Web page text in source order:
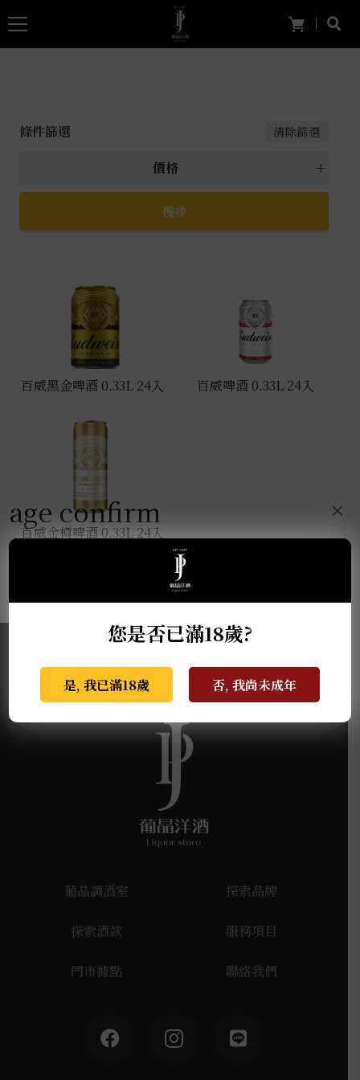
條件篩選 清除篩選
價格
所有 價格 萬元以上
5000元以上
3000元~3999元
百威黑金啤酒 0.33L 24入 百威啤酒 0.33L 24入
百威金樽啤酒 0.33L 24入
葡晶調酒室 探索品牌
探索酒款 服務項目
門市據點 聯絡我們
age confirm
您是否已滿18歲?
是, 我已滿18歲 否, 我尚未成年
×